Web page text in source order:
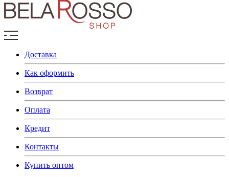
Доставка
Как оформить
Возврат
Оплата
Кредит
Контакты
Купить оптом